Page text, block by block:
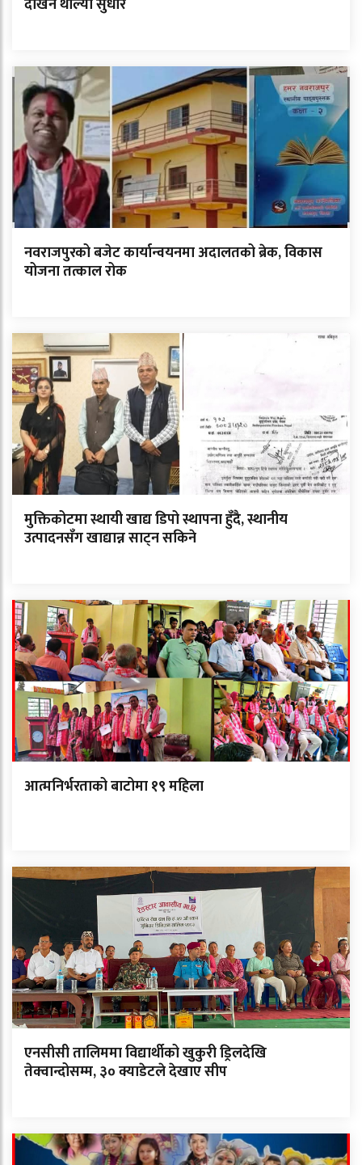
देखिन थाल्यो सुधार
नवराजपुरको बजेट कार्यान्वयनमा अदालतको ब्रेक, विकास
योजना तत्काल रोक
मुक्तिकोटमा स्थायी खाद्य डिपो स्थापना हुँदै, स्थानीय
उत्पादनसँग खाद्यान्न साट्न सकिने
आत्मनिर्भरताको बाटोमा १९ महिला
एनसीसी तालिममा विद्यार्थीको खुकुरी ड्रिलदेखि
तेक्वान्दोसम्म, ३० क्याडेटले देखाए सीप